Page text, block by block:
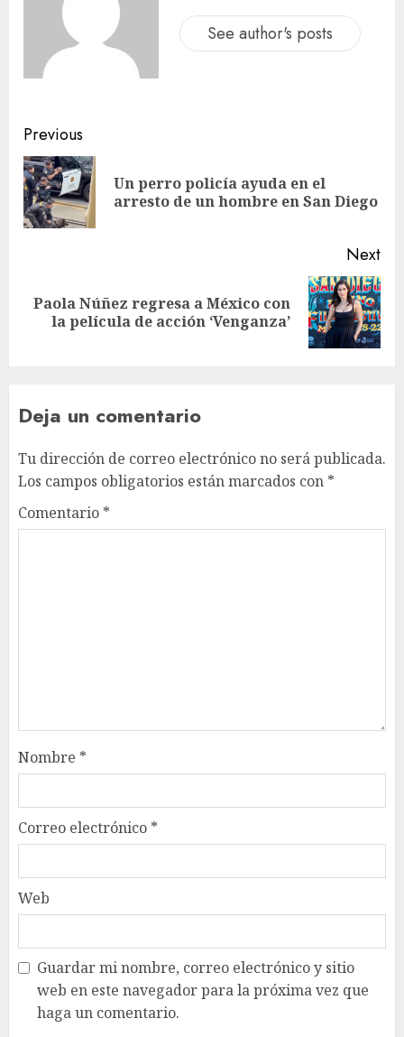
See author's posts
Previous
Un perro policía ayuda en el
arresto de un hombre en San Diego
Next
Paola Núñez regresa a México con
la película de acción ‘Venganza’
Deja un comentario
Tu dirección de correo electrónico no será publicada.
Los campos obligatorios están marcados con *
Comentario *
Nombre *
Correo electrónico *
Web
Guardar mi nombre, correo electrónico y sitio
web en este navegador para la próxima vez que
haga un comentario.